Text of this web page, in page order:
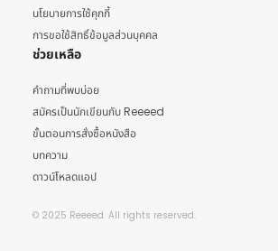
นโยบายการใช้คุกกี้
การขอใช้สิทธิ์ข้อมูลส่วนบุคคล
ช่วยเหลือ
คำถามที่พบบ่อย
สมัครเป็นนักเขียนกับ Reeeed
ขั้นตอนการสั่งซื้อหนังสือ
บทความ
ดาวน์โหลดแอป
© 2025 Reeeed. All rights reserved.